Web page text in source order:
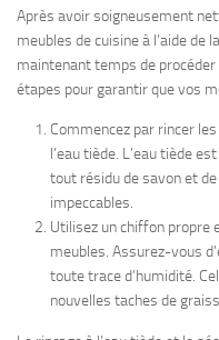
Après avoir soigneusement
meubles de cuisine à l’aide de
maintenant temps de procéder
étapes pour garantir que vos
Commencez par rincer
l’eau tiède. L’eau tiède
tout résidu de savon et
impeccables.
Utilisez un chiffon propre
meubles. Assurez-vous
toute trace d’humidité.
nouvelles taches de